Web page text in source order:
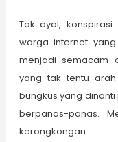
Tak ayal,
warga internet
menjadi semacam
yang tak tentu
bungkus yang
berpanas-panas.
kerongkongan.